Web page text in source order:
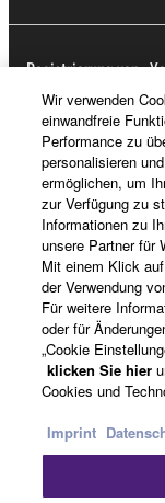
Registrierung von
Über Yamaha
Schweiz
Business
Kontakt
Wir verwenden
einwandfreie
Performance zu
personalisieren
ermöglichen, um
zur Verfügung zu
Informationen zu
unsere Partner für
Mit einem Klick
der Verwendung
Für weitere
oder für
„Cookie
klicken Sie hier
Cookies und
Imprint